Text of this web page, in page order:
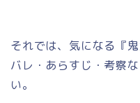
それでは、気になる『
バレ・あらすじ・考察
い。